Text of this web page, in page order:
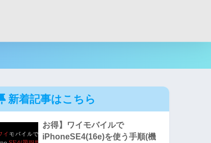
新着記事はこちら
お得】ワイモバイルで
iPhoneSE4(16e)を使う手順(機